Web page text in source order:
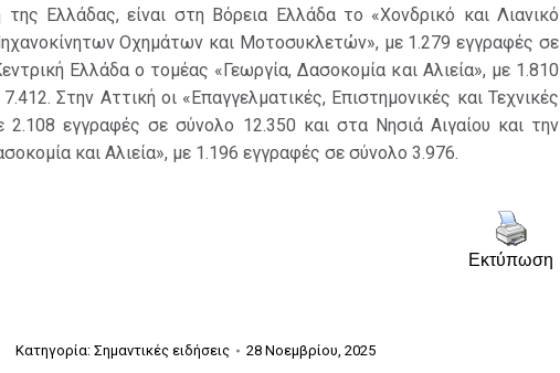
της Ελλάδας, είναι στη Βόρεια Ελλάδα το «Χονδρικό και Λιανικό
Οχημάτων και Μοτοσυκλετών», με 1.279 εγγραφές σε
Ελλάδα ο τομέας «Γεωργία, Δασοκομία και Αλιεία», με 1.810
Στην Αττική οι «Επαγγελματικές, Επιστημονικές και Τεχνικές
2.108 εγγραφές σε σύνολο 12.350 και στα Νησιά Αιγαίου και την
και Αλιεία», με 1.196 εγγραφές σε σύνολο 3.976.
Εκτύπωση
Κατηγορία: Σημαντικές ειδήσεις
28 Νοεμβρίου, 2025